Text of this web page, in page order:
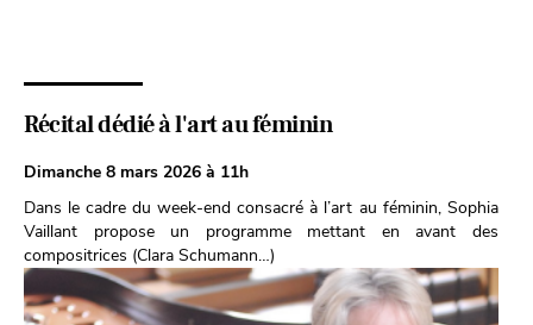
Récital dédié à l'art au féminin
Dimanche 8 mars 2026 à 11h
Dans le cadre du week-end consacré à l’art au féminin, Sophia
Vaillant propose un programme mettant en avant des
compositrices (Clara Schumann…)